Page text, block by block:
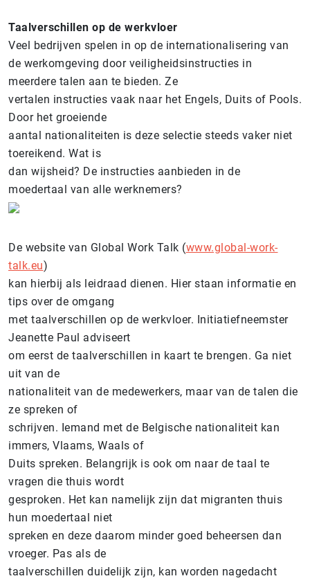
Taalverschillen op de werkvloer
Veel bedrijven spelen in op de internationalisering van
de werkomgeving door veiligheidsinstructies in
meerdere talen aan te bieden. Ze
vertalen instructies vaak naar het Engels, Duits of Pools.
Door het groeiende
aantal nationaliteiten is deze selectie steeds vaker niet
toereikend. Wat is
dan wijsheid? De instructies aanbieden in de
moedertaal van alle werknemers?
De website van Global Work Talk (www.global-work-
talk.eu)
kan hierbij als leidraad dienen. Hier staan informatie en
tips over de omgang
met taalverschillen op de werkvloer. Initiatiefneemster
Jeanette Paul adviseert
om eerst de taalverschillen in kaart te brengen. Ga niet
uit van de
nationaliteit van de medewerkers, maar van de talen die
ze spreken of
schrijven. Iemand met de Belgische nationaliteit kan
immers, Vlaams, Waals of
Duits spreken. Belangrijk is ook om naar de taal te
vragen die thuis wordt
gesproken. Het kan namelijk zijn dat migranten thuis
hun moedertaal niet
spreken en deze daarom minder goed beheersen dan
vroeger. Pas als de
taalverschillen duidelijk zijn, kan worden nagedacht